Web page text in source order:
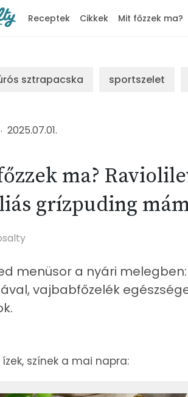
Receptek Cikkek Mit főzzek ma?
sztrapacska sportszelet
2025.07.01.
ma?
grízpuding
menüsor a nyári
vajbabfőzelék
színek a mai napra: